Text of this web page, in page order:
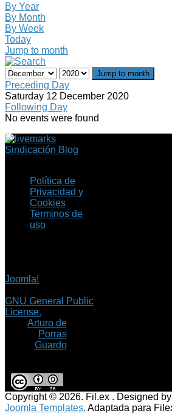
By Year
By Month
By Week
Today
Jump to month
Jump to month
Preceding Day
Saturday 12 December 2020
Following Day
No events were found
Sindicación Blog
Política de
Privacidad y
Cookies
Terminos de
uso
Joomla!
GNU General Public
License.
Arturo de
Porras
Guardo
Copyright © 2026. Fil.ex . Designed
Joomla Templates. Adaptada para